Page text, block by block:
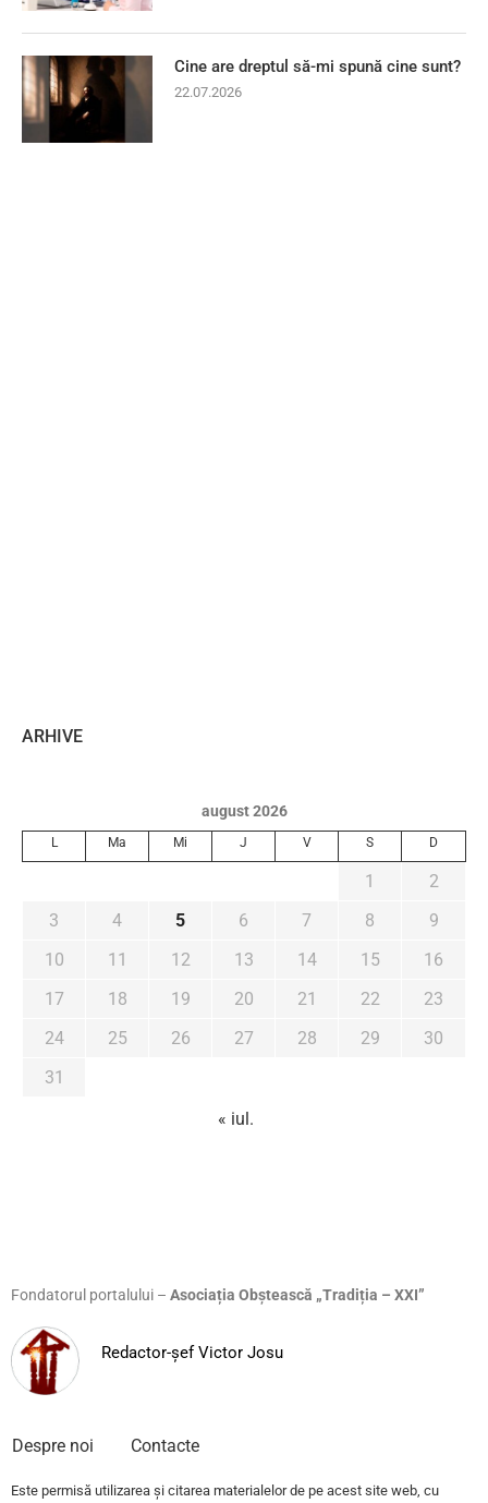
Cine are dreptul să-mi spună cine sunt?
22.07.2026
ARHIVE
august 2026
L Ma Mi J V S D
1
2
3
4 5 6 7 8
9
10
11 12 13 14 15
16
17
18 19 20 21 22
23
24
25 26 27 28 29
30
31
« iul.
Fondatorul portalului – Asociația Obștească „Tradiția – XXI”
Redactor-șef Victor Josu
Despre noi Contacte
Este permisă utilizarea și citarea materialelor de pe acest site web, cu